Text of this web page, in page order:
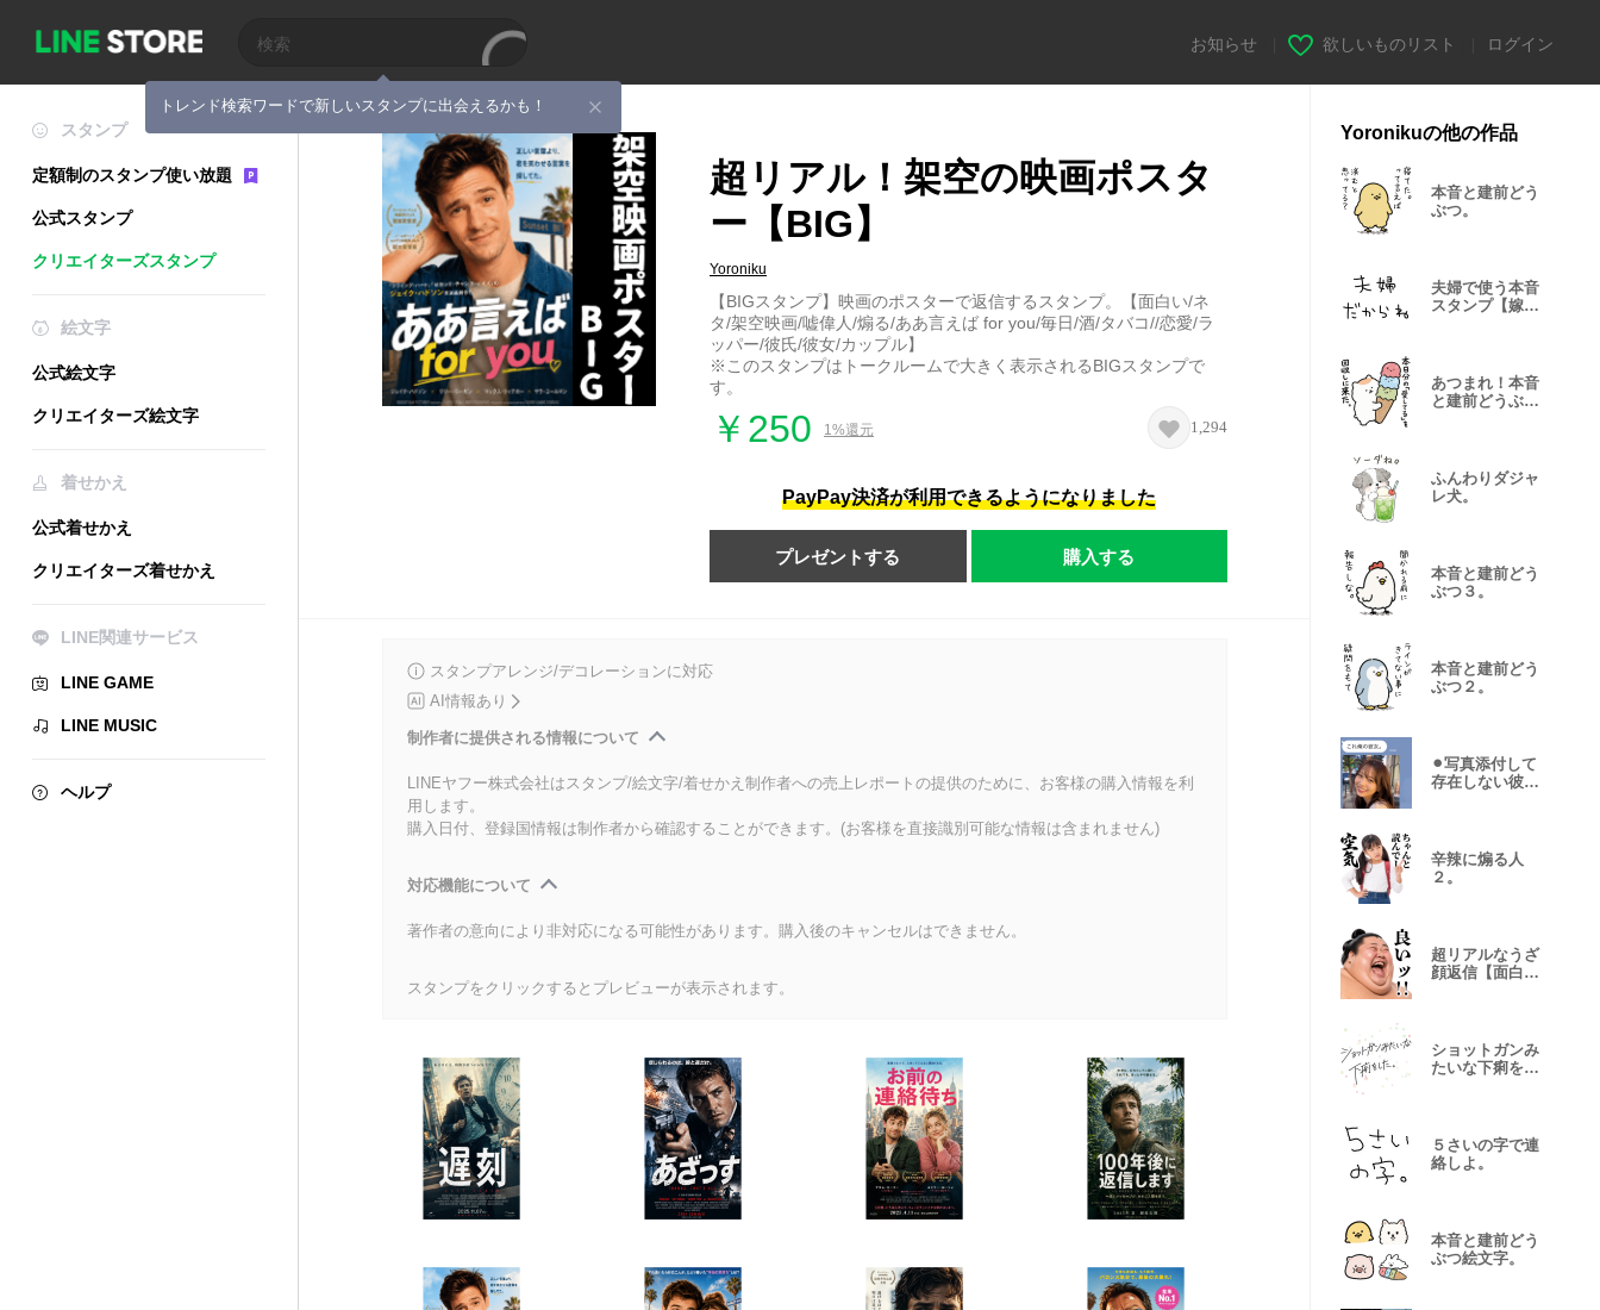
トレンド検索ワードで新しいスタンプに出会えるかも！
お知らせ 欲しいものリスト ログイン
スタンプ
定額制のスタンプ使い放題
公式スタンプ
クリエイターズスタンプ
絵文字
公式絵文字
クリエイターズ絵文字
着せかえ
公式着せかえ
クリエイターズ着せかえ
LINE関連サービス
LINE GAME
LINE MUSIC
ヘルプ
超リアル！架空の映画ポスタ
ー【BIG】
Yoroniku
【BIGスタンプ】映画のポスターで返信するスタンプ。【面白い/ネ
タ/架空映画/嘘偉人/煽る/ああ言えば for you/毎日/酒/タバコ//恋愛/ラ
ッパー/彼氏/彼女/カップル】
※このスタンプはトークルームで大きく表示されるBIGスタンプで
す。
￥250 1%還元 1,294
PayPay決済が利用できるようになりました
プレゼントする 購入する
スタンプアレンジ/デコレーションに対応
AI情報あり
制作者に提供される情報について
LINEヤフー株式会社はスタンプ/絵文字/着せかえ制作者への売上レポートの提供のために、お客様の購入情報を利
用します。
購入日付、登録国情報は制作者から確認することができます。(お客様を直接識別可能な情報は含まれません)
対応機能について
著作者の意向により非対応になる可能性があります。購入後のキャンセルはできません。
スタンプをクリックするとプレビューが表示されます。
Yoronikuの他の作品
本音と建前どう
ぶつ。
夫婦で使う本音
スタンプ【嫁・
あつまれ！本音
と建前どうぶ
ふんわりダジャ
レ犬。
本音と建前どう
ぶつ３。
本音と建前どう
ぶつ２。
⚫︎写真添付して
存在しない彼女
辛辣に煽る人
２。
超リアルなうざ
顔返信【面白
ショットガンみ
たいな下痢をし
５さいの字で連
絡しよ。
本音と建前どう
ぶつ絵文字。